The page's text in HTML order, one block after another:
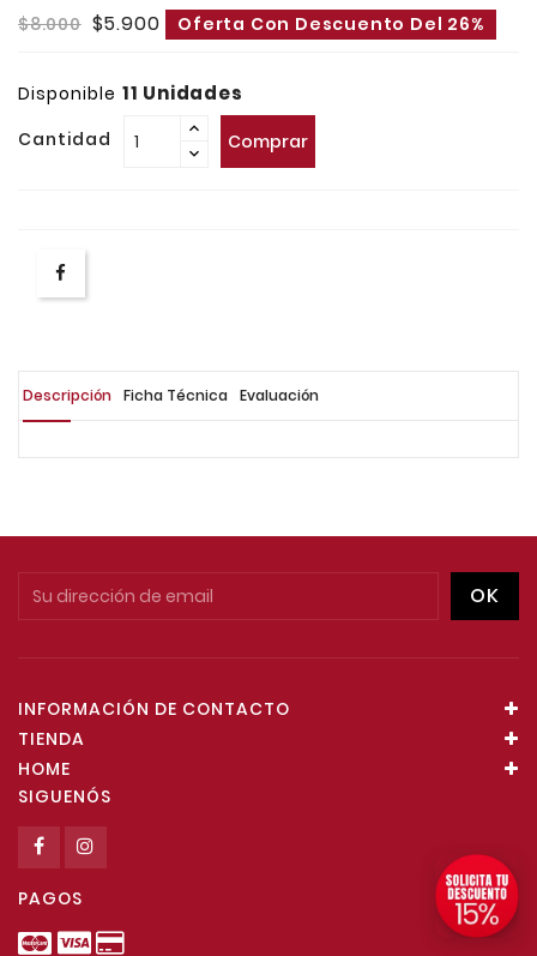
$8.000 $5.900 Oferta Con Descuento Del 26%
Disponible 11 Unidades
Cantidad Comprar
Descripción Ficha Técnica Evaluación
INFORMACIÓN DE CONTACTO
TIENDA
HOME
SIGUENÓS
PAGOS